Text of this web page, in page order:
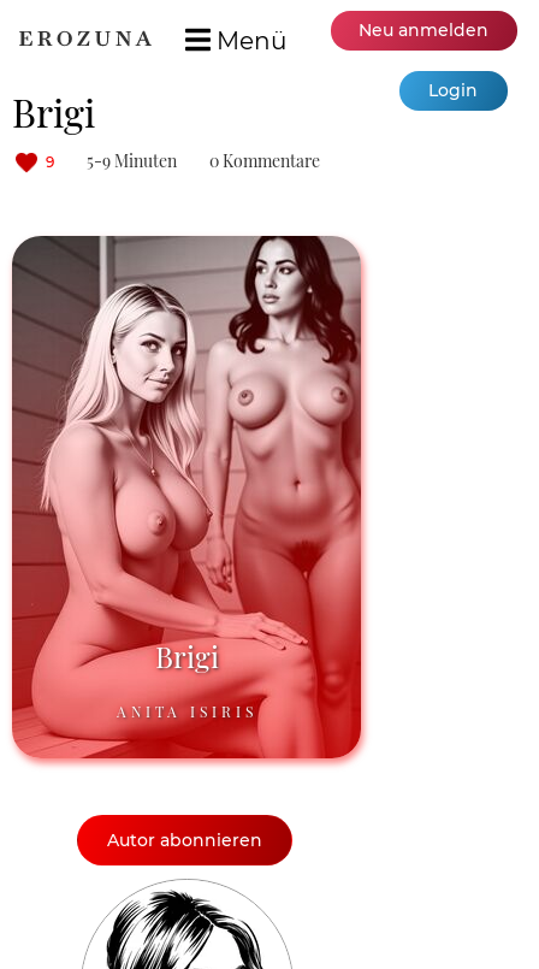
Menü Neu anmelden
Login
Brigi
9 5-9 Minuten 0 Kommentare
Brigi
ANITA ISIRIS
Autor abonnieren